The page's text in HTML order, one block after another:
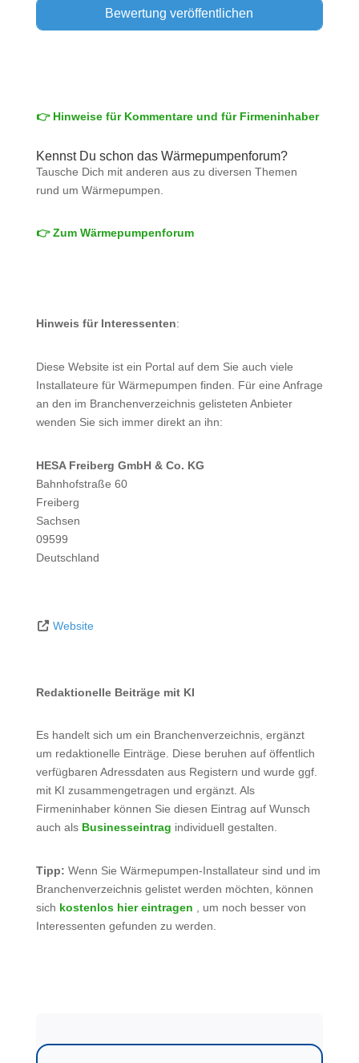
👉 Hinweise für Kommentare und für Firmeninhaber
Kennst Du schon das Wärmepumpenforum?
Tausche Dich mit anderen aus zu diversen Themen
rund um Wärmepumpen.
👉 Zum Wärmepumpenforum
Hinweis für Interessenten:
Diese Website ist ein Portal auf dem Sie auch viele
Installateure für Wärmepumpen finden. Für eine Anfrage
an den im Branchenverzeichnis gelisteten Anbieter
wenden Sie sich immer direkt an ihn:
HESA Freiberg GmbH & Co. KG
Bahnhofstraße 60
Freiberg
Sachsen
09599
Deutschland
Website
Redaktionelle Beiträge mit KI
Es handelt sich um ein Branchenverzeichnis, ergänzt
um redaktionelle Einträge. Diese beruhen auf öffentlich
verfügbaren Adressdaten aus Registern und wurde ggf.
mit KI zusammengetragen und ergänzt. Als
Firmeninhaber können Sie diesen Eintrag auf Wunsch
auch als Businesseintrag individuell gestalten.
Tipp: Wenn Sie Wärmepumpen-Installateur sind und im
Branchenverzeichnis gelistet werden möchten, können
sich kostenlos hier eintragen , um noch besser von
Interessenten gefunden zu werden.